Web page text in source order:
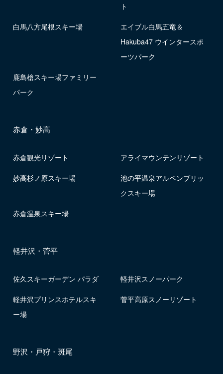
ト
白馬八方尾根スキー場
エイブル白馬五竜＆
Hakuba47 ウインタースポ
ーツパーク
鹿島槍スキー場ファミリー
パーク
赤倉・妙高
赤倉観光リゾート アライマウンテンリゾート
妙高杉ノ原スキー場
池の平温泉アルペンブリッ
クスキー場
赤倉温泉スキー場
軽井沢・菅平
佐久スキーガーデン パラダ 軽井沢スノーパーク
軽井沢プリンスホテルスキ
ー場
菅平高原スノーリゾート
野沢・戸狩・斑尾